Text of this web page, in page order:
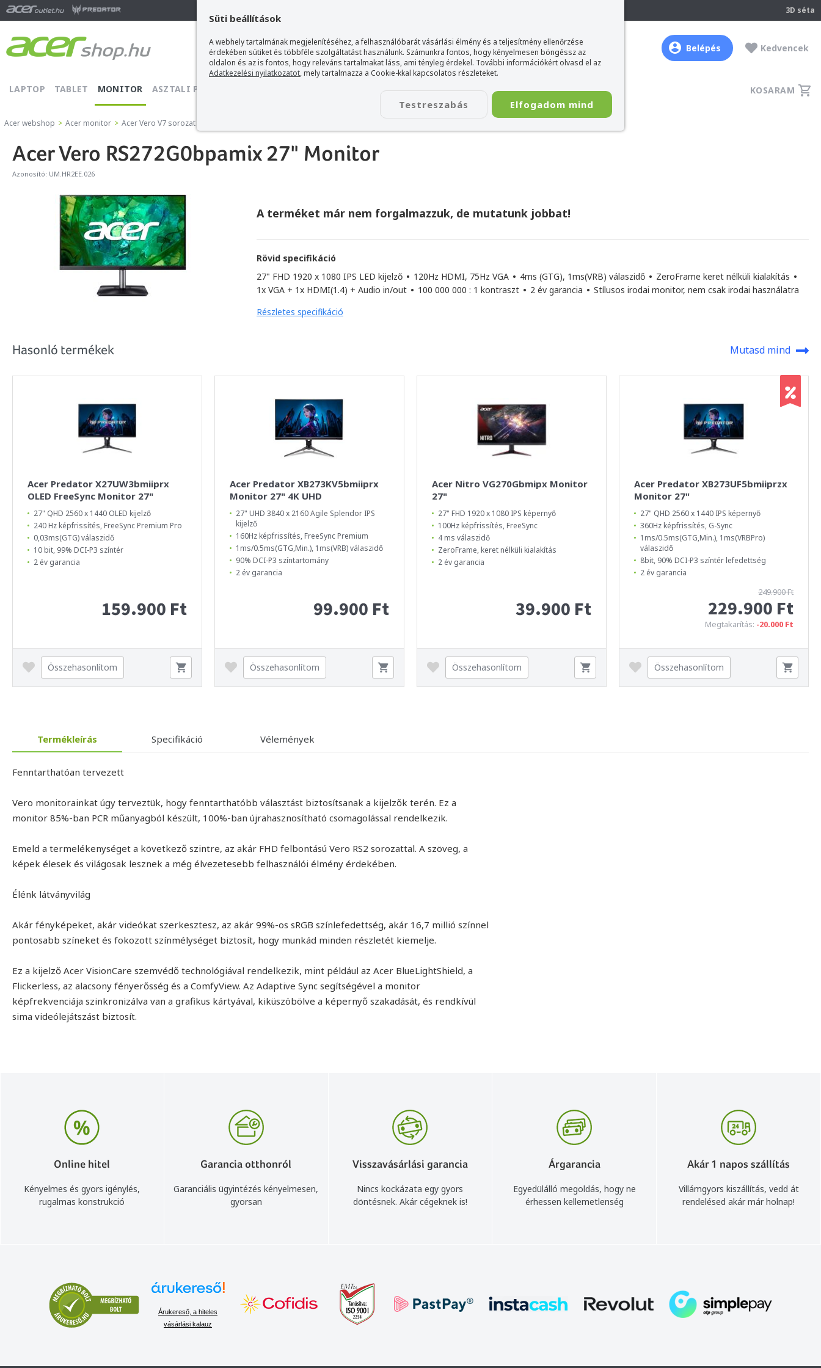
Süti beállítások
A webhely tartalmának megjelenítéséhez, a felhasználóbarát vásárlási élmény és a teljesítmény ellenőrzése
érdekében sütiket és többféle szolgáltatást használunk. Számunkra fontos, hogy kényelmesen böngéssz az
oldalon és az is fontos, hogy releváns tartalmakat láss, ami tényleg érdekel. További információkért olvasd el az
Adatkezelési nyilatkozatot, mely tartalmazza a Cookie-kkal kapcsolatos részleteket.
Testreszabás Elfogadom mind
3D séta
Belépés Kedvencek
LAPTOP TABLET MONITOR ASZTALI PC KIEGÉSZÍTŐ KAPCSOLAT KOSARAM
Acer webshop > Acer monitor > Acer Vero V7 sorozat
Acer Vero RS272G0bpamix 27" Monitor
Azonosító: UM.HR2EE.026
A terméket már nem forgalmazzuk, de mutatunk jobbat!
Rövid specifikáció
27" FHD 1920 x 1080 IPS LED kijelző • 120Hz HDMI, 75Hz VGA • 4ms (GTG), 1ms(VRB) válaszidő • ZeroFrame keret nélküli kialakítás •
1x VGA + 1x HDMI(1.4) + Audio in/out • 100 000 000 : 1 kontraszt • 2 év garancia • Stílusos irodai monitor, nem csak irodai használatra
Részletes specifikáció
Hasonló termékek Mutasd mind
Acer Predator X27UW3bmiiprx
OLED FreeSync Monitor 27"
27" QHD 2560 x 1440 OLED kijelző
240 Hz képfrissítés, FreeSync Premium Pro
0,03ms(GTG) válaszidő
10 bit, 99% DCI-P3 színtér
2 év garancia
159.900 Ft
Összehasonlítom
Acer Predator XB273KV5bmiiprx
Monitor 27" 4K UHD
27" UHD 3840 x 2160 Agile Splendor IPS
kijelző
160Hz képfrissítés, FreeSync Premium
1ms/0.5ms(GTG,Min.), 1ms(VRB) válaszidő
90% DCI-P3 színtartomány
2 év garancia
99.900 Ft
Összehasonlítom
Acer Nitro VG270Gbmipx Monitor
27"
27" FHD 1920 x 1080 IPS képernyő
100Hz képfrissítés, FreeSync
4 ms válaszidő
ZeroFrame, keret nélküli kialakítás
2 év garancia
39.900 Ft
Összehasonlítom
Acer Predator XB273UF5bmiiprzx
Monitor 27"
27" QHD 2560 x 1440 IPS képernyő
360Hz képfrissítés, G-Sync
1ms/0.5ms(GTG,Min.), 1ms(VRBPro)
válaszidő
8bit, 90% DCI-P3 színtér lefedettség
2 év garancia
249.900 Ft
229.900 Ft
Megtakarítás: -20.000 Ft
Összehasonlítom
Termékleírás Specifikáció Vélemények
Fenntarthatóan tervezett
Vero monitorainkat úgy terveztük, hogy fenntarthatóbb választást biztosítsanak a kijelzők terén. Ez a
monitor 85%-ban PCR műanyagból készült, 100%-ban újrahasznosítható csomagolással rendelkezik.
Emeld a termelékenységet a következő szintre, az akár FHD felbontású Vero RS2 sorozattal. A szöveg, a
képek élesek és világosak lesznek a még élvezetesebb felhasználói élmény érdekében.
Élénk látványvilág
Akár fényképeket, akár videókat szerkesztesz, az akár 99%-os sRGB színlefedettség, akár 16,7 millió színnel
pontosabb színeket és fokozott színmélységet biztosít, hogy munkád minden részletét kiemelje.
Ez a kijelző Acer VisionCare szemvédő technológiával rendelkezik, mint például az Acer BlueLightShield, a
Flickerless, az alacsony fényerősség és a ComfyView. Az Adaptive Sync segítségével a monitor
képfrekvenciája szinkronizálva van a grafikus kártyával, kiküszöbölve a képernyő szakadását, és rendkívül
sima videólejátszást biztosít.
Online hitel
Kényelmes és gyors igénylés,
rugalmas konstrukció
Garancia otthonról
Garanciális ügyintézés kényelmesen,
gyorsan
Visszavásárlási garancia
Nincs kockázata egy gyors
döntésnek. Akár cégeknek is!
Árgarancia
Egyedülálló megoldás, hogy ne
érhessen kellemetlenség
Akár 1 napos szállítás
Villámgyors kiszállítás, vedd át
rendelésed akár már holnap!
Árukereső, a hiteles
vásárlási kalauz